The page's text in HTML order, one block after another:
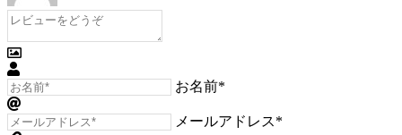
お名前*
メールアドレス*